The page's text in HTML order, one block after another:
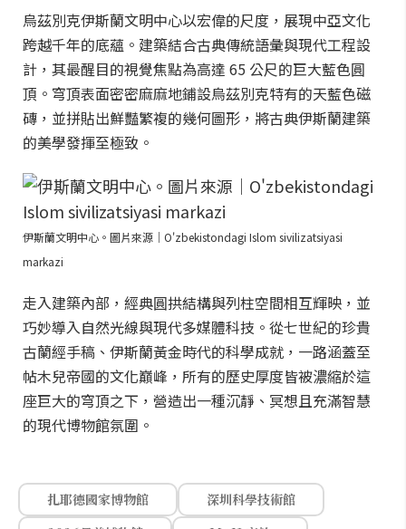
烏茲別克伊斯蘭文明中心以宏偉的尺度，展現中亞文化
跨越千年的底蘊。建築結合古典傳統語彙與現代工程設
計，其最醒目的視覺焦點為高達 65 公尺的巨大藍色圓
頂。穹頂表面密密麻麻地鋪設烏茲別克特有的天藍色磁
磚，並拼貼出鮮豔繁複的幾何圖形，將古典伊斯蘭建築
的美學發揮至極致。
伊斯蘭文明中心。圖片來源｜O'zbekistondagi Islom sivilizatsiyasi
markazi
走入建築內部，經典圓拱結構與列柱空間相互輝映，並
巧妙導入自然光線與現代多媒體科技。從七世紀的珍貴
古蘭經手稿、伊斯蘭黃金時代的科學成就，一路涵蓋至
帖木兒帝國的文化巔峰，所有的歷史厚度皆被濃縮於這
座巨大的穹頂之下，營造出一種沉靜、冥想且充滿智慧
的現代博物館氛圍。
扎耶德國家博物館
深圳科學技術館